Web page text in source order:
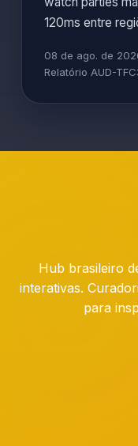
120ms entre
08 de ago. de
Relatório AUD-
Hub brasileiro
interativas.
para